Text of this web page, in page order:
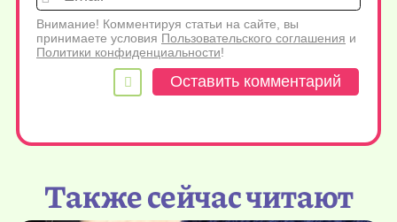
Внимание! Комментируя статьи на сайте, вы
принимаете условия Пользовательского соглашения и
Политики конфиденциальности!
Также сейчас читают